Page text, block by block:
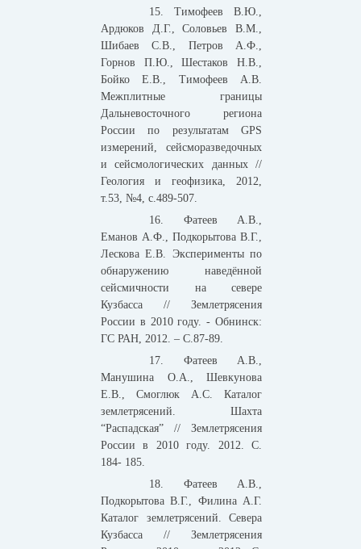
15. Тимофеев В.Ю.,
Ардюков Д.Г., Соловьев В.М.,
Шибаев С.В., Петров А.Ф.,
Горнов П.Ю., Шестаков Н.В.,
Бойко Е.В., Тимофеев А.В.
Межплитные границы
Дальневосточного региона
России по результатам GPS
измерений, сейсморазведочных
и сейсмологических данных //
Геология и геофизика, 2012,
т.53, №4, с.489-507.
16. Фатеев А.В.,
Еманов А.Ф., Подкорытова В.Г.,
Лескова Е.В. Эксперименты по
обнаружению наведённой
сейсмичности на севере
Кузбасса // Землетрясения
России в 2010 году. - Обнинск:
ГС РАН, 2012. – С.87-89.
17. Фатеев А.В.,
Манушина О.А., Шевкунова
Е.В., Смоглюк А.С. Каталог
землетрясений. Шахта
“Распадская” // Землетрясения
России в 2010 году. 2012. С.
184- 185.
18. Фатеев А.В.,
Подкорытова В.Г., Филина А.Г.
Каталог землетрясений. Севера
Кузбасса // Землетрясения